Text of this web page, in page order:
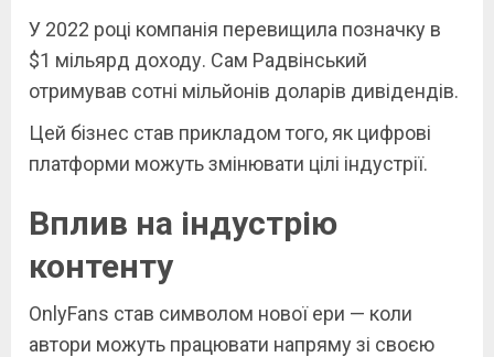
У 2022 році компанія перевищила позначку в
$1 мільярд доходу. Сам Радвінський
отримував сотні мільйонів доларів дивідендів.
Цей бізнес став прикладом того, як цифрові
платформи можуть змінювати цілі індустрії.
Вплив на індустрію
контенту
OnlyFans став символом нової ери — коли
автори можуть працювати напряму зі своєю